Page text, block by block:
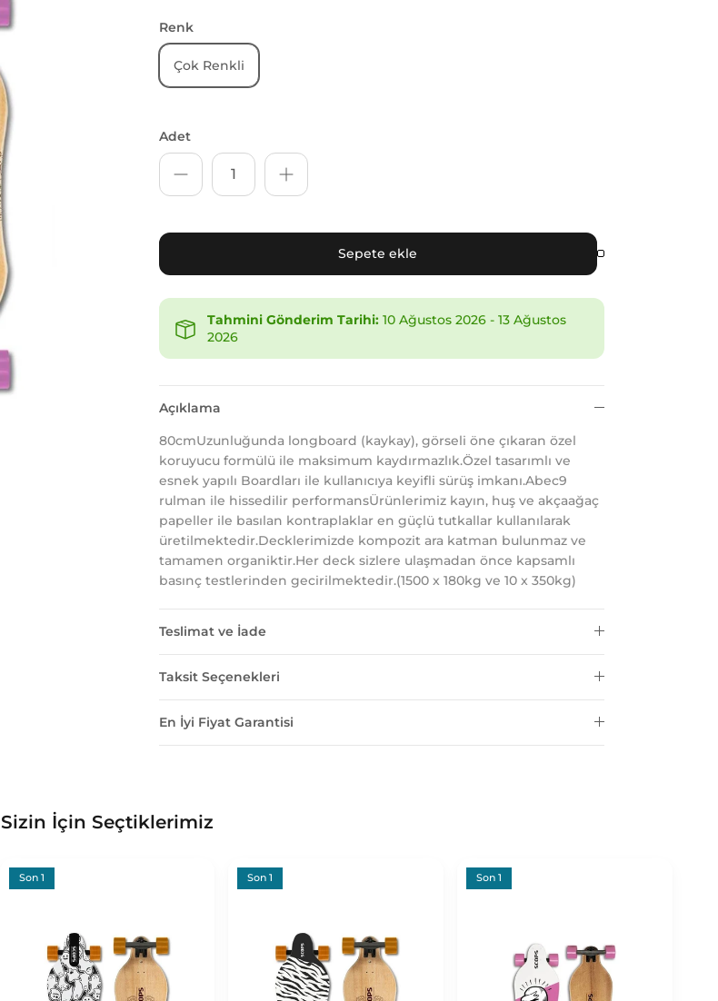
Renk
Çok Renkli
Adet
Sepete ekle
Tahmini Gönderim Tarihi: 10 Ağustos 2026- 13 Ağustos
2026
Açıklama
80cmUzunluğunda longboard (kaykay), görseli öne çıkaran özel
koruyucu formülü ile maksimum kaydırmazlık.Özel tasarımlı ve
esnek yapılı Boardları ile kullanıcıya keyifli sürüş imkanı.Abec9
rulman ile hissedilir performansÜrünlerimiz kayın, huş ve akçaağaç
papeller ile basılan kontraplaklar en güçlü tutkallar kullanılarak
üretilmektedir.Decklerimizde kompozit ara katman bulunmaz ve
tamamen organiktir.Her deck sizlere ulaşmadan önce kapsamlı
basınç testlerinden gecirilmektedir.(1500 x 180kg ve 10 x 350kg)
Teslimat ve İade
Taksit Seçenekleri
En İyi Fiyat Garantisi
Sizin İçin Seçtiklerimiz
Son 1 Son 1 Son 1